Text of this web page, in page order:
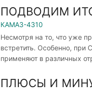
ПОДВОДИМ
КАМАЗ-4310
Несмотря на то, что уже
встретить. Особенно, при
применяют в различных
ПЛЮСЫ И